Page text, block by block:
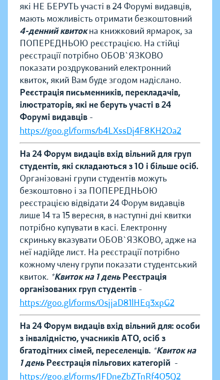
які НЕ БЕРУТЬ участі в 24 Форумі видавців,
мають можливість отримати безкоштовний
4-денний квитокна книжковий ярмарок, за
ПОПЕРЕДНЬОЮ реєстрацією. На стійці
реєстрації потрібно ОБОВ`ЯЗКОВО
показати роздрукований електронний
квиток, який Вам буде згодом надіслано.
Реєстрація письменників, перекладачів,
ілюстраторів, які не беруть участі в 24
Форумі видавців -
https://goo.gl/forms/b4LXssDj4F8KH2Oa2
На 24 Форум видаців вхід вільний для груп
студентів, які складаються з 10 і більше осіб.
Організовані групи студентів можуть
безкоштовно і за ПОПЕРЕДНЬОЮ
реєстрацією відвідати 24 Форум видавців
лише 14 та 15 вересня, в наступні дні квитки
потрібно купувати в касі. Електронну
скриньку вказувати ОБОВ`ЯЗКОВО, адже на
неї надійде лист. На реєстрації потрібно
кожному члену групи показати студентський
квиток. *Квиток на 1 деньРеєстрація
організованих груп студентів -
https://goo.gl/forms/0sjjaD81lHEq3xpG2
На 24 Форум видаців вхід вільний для: особи
з інвалідністю, учасників АТО, осіб з
бгатодітних сімей, переселенців. *Квиток на
1 деньРеєстрація пільгових категорій -
https://goo.gl/forms/JFDneZbZTnRf4O5Q2